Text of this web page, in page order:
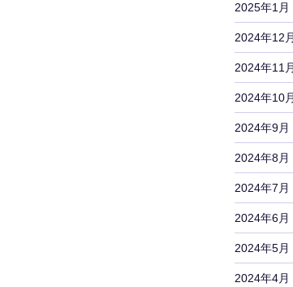
2025年1月
2024年12月
2024年11月
2024年10月
2024年9月
2024年8月
2024年7月
2024年6月
2024年5月
2024年4月